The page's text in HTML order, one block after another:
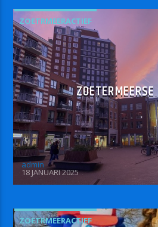
ZOETRMEERACTIEF
admin
18 JANUARI 2025
ZOETRMEERACTIEF